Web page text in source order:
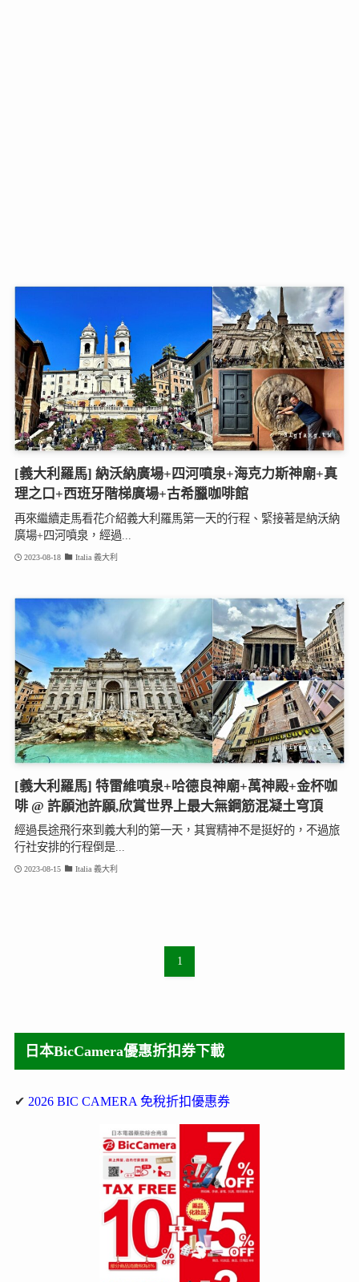
[義大利羅馬] 納沃納廣場+四河噴泉+海克力斯神廟+真
理之口+西班牙階梯廣場+古希臘咖啡館
再來繼續走馬看花介紹義大利羅馬第一天的行程、緊接著是納沃納
廣場+四河噴泉，經過...
2023-08-18 Italia 義大利
[義大利羅馬] 特雷維噴泉+哈德良神廟+萬神殿+金杯咖
啡 @ 許願池許願,欣賞世界上最大無鋼筋混凝土穹頂
經過長途飛行來到義大利的第一天，其實精神不是挺好的，不過旅
行社安排的行程倒是...
2023-08-15 Italia 義大利
1
日本BicCamera優惠折扣券下載
✔ 2026 BIC CAMERA 免稅折扣優惠券